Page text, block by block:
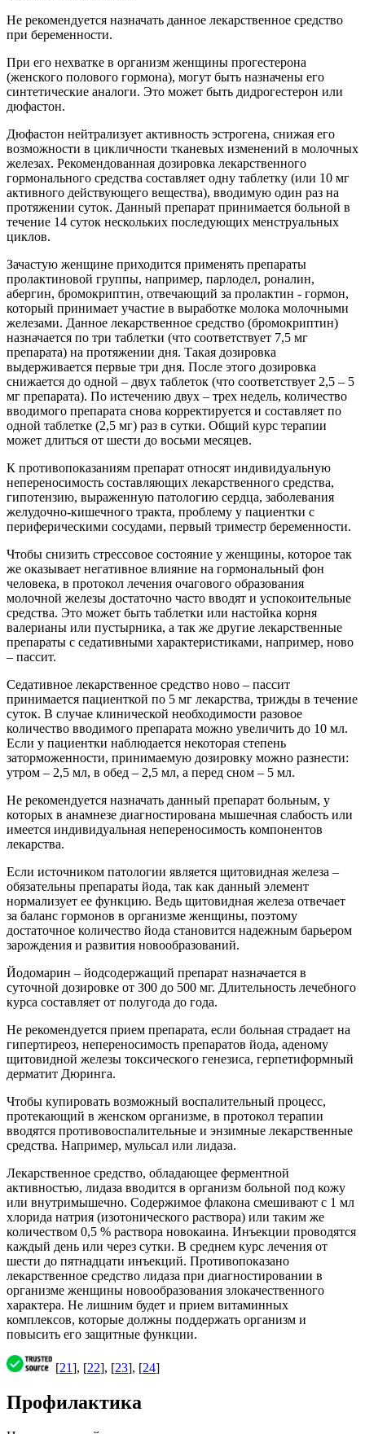
Не рекомендуется назначать данное лекарственное средство
при беременности.
При его нехватке в организм женщины прогестерона
(женского полового гормона), могут быть назначены его
синтетические аналоги. Это может быть дидрогестерон или
дюфастон.
Дюфастон нейтрализует активность эстрогена, снижая его
возможности в цикличности тканевых изменений в молочных
железах. Рекомендованная дозировка лекарственного
гормонального средства составляет одну таблетку (или 10 мг
активного действующего вещества), вводимую один раз на
протяжении суток. Данный препарат принимается больной в
течение 14 суток нескольких последующих менструальных
циклов.
Зачастую женщине приходится применять препараты
пролактиновой группы, например, парлодел, роналин,
абергин, бромокриптин, отвечающий за пролактин - гормон,
который принимает участие в выработке молока молочными
железами. Данное лекарственное средство (бромокриптин)
назначается по три таблетки (что соответствует 7,5 мг
препарата) на протяжении дня. Такая дозировка
выдерживается первые три дня. После этого дозировка
снижается до одной – двух таблеток (что соответствует 2,5 – 5
мг препарата). По истечению двух – трех недель, количество
вводимого препарата снова корректируется и составляет по
одной таблетке (2,5 мг) раз в сутки. Общий курс терапии
может длиться от шести до восьми месяцев.
К противопоказаниям препарат относят индивидуальную
непереносимость составляющих лекарственного средства,
гипотензию, выраженную патологию сердца, заболевания
желудочно-кишечного тракта, проблему у пациентки с
периферическими сосудами, первый триместр беременности.
Чтобы снизить стрессовое состояние у женщины, которое так
же оказывает негативное влияние на гормональный фон
человека, в протокол лечения очагового образования
молочной железы достаточно часто вводят и успокоительные
средства. Это может быть таблетки или настойка корня
валерианы или пустырника, а так же другие лекарственные
препараты с седативными характеристиками, например, ново
– пассит.
Седативное лекарственное средство ново – пассит
принимается пациенткой по 5 мг лекарства, трижды в течение
суток. В случае клинической необходимости разовое
количество вводимого препарата можно увеличить до 10 мл.
Если у пациентки наблюдается некоторая степень
заторможенности, принимаемую дозировку можно разнести:
утром – 2,5 мл, в обед – 2,5 мл, а перед сном – 5 мл.
Не рекомендуется назначать данный препарат больным, у
которых в анамнезе диагностирована мышечная слабость или
имеется индивидуальная непереносимость компонентов
лекарства.
Если источником патологии является щитовидная железа –
обязательны препараты йода, так как данный элемент
нормализует ее функцию. Ведь щитовидная железа отвечает
за баланс гормонов в организме женщины, поэтому
достаточное количество йода становится надежным барьером
зарождения и развития новообразований.
Йодомарин – йодсодержащий препарат назначается в
суточной дозировке от 300 до 500 мг. Длительность лечебного
курса составляет от полугода до года.
Не рекомендуется прием препарата, если больная страдает на
гипертиреоз, непереносимость препаратов йода, аденому
щитовидной железы токсического генезиса, герпетиформный
дерматит Дюринга.
Чтобы купировать возможный воспалительный процесс,
протекающий в женском организме, в протокол терапии
вводятся противовоспалительные и энзимные лекарственные
средства. Например, мульсал или лидаза.
Лекарственное средство, обладающее ферментной
активностью, лидаза вводится в организм больной под кожу
или внутримышечно. Содержимое флакона смешивают с 1 мл
хлорида натрия (изотонического раствора) или таким же
количеством 0,5 % раствора новокаина. Инъекции проводятся
каждый день или через сутки. В среднем курс лечения от
шести до пятнадцати инъекций. Противопоказано
лекарственное средство лидаза при диагностировании в
организме женщины новообразования злокачественного
характера. Не лишним будет и прием витаминных
комплексов, которые должны поддержать организм и
повысить его защитные функции.
[21], [22], [23], [24]
Профилактика